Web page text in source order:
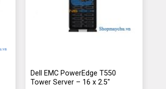
Dell EMC PowerEdge T550
Tower Server – 16 x 2.5″